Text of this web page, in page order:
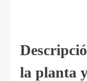
la planta